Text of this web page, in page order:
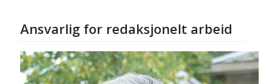
Ansvarlig for redaksjonelt arbeid